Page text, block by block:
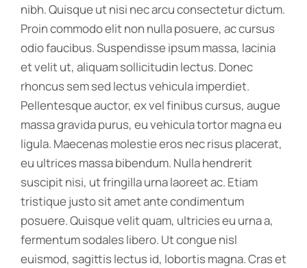
nibh. Quisque ut nisi nec arcu consectetur dictum.
Proin commodo elit non nulla posuere, ac cursus
odio faucibus. Suspendisse ipsum massa, lacinia
et velit ut, aliquam sollicitudin lectus. Donec
rhoncus sem sed lectus vehicula imperdiet.
Pellentesque auctor, ex vel finibus cursus, augue
massa gravida purus, eu vehicula tortor magna eu
ligula. Maecenas molestie eros nec risus placerat,
eu ultrices massa bibendum. Nulla hendrerit
suscipit nisi, ut fringilla urna laoreet ac. Etiam
tristique justo sit amet ante condimentum
posuere. Quisque velit quam, ultricies eu urna a,
fermentum sodales libero. Ut congue nisl
euismod, sagittis lectus id, lobortis magna. Cras et